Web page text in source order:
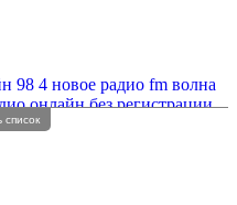
98 4 новое радио fm волна
онлайн без регистрации
без рекламы
список